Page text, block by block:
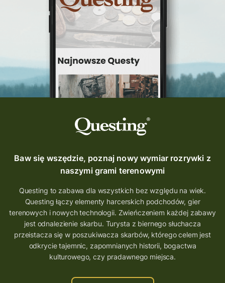
Baw się wszędzie, poznaj nowy wymiar rozrywki z
naszymi grami terenowymi
Questing to zabawa dla wszystkich bez względu na wiek.
Questing łączy elementy harcerskich podchodów, gier
terenowych i nowych technologii. Zwieńczeniem każdej zabawy
jest odnalezienie skarbu. Turysta z biernego słuchacza
przeistacza się w poszukiwacza skarbów, którego celem jest
odkrycie tajemnic, zapomnianych historii, bogactwa
kulturowego, czy pradawnego miejsca.